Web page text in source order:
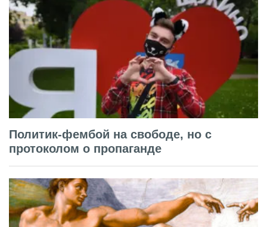
Политик-фембой на свободе, но с
протоколом о пропаганде